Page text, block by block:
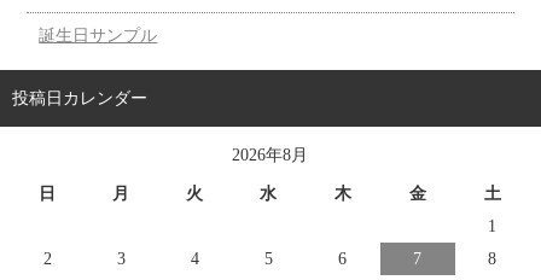
誕生日サンプル
投稿日カレンダー
2026年8月
日 月 火 水 木 金
土
1
2
3 4 5 6 7 8